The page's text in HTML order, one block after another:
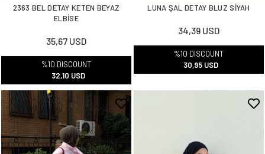
2363 BEL DETAY KETEN BEYAZ
ELBİSE
35,67 USD
%10 DISCOUNT
32,10 USD
LUNA ŞAL DETAY BLUZ SİYAH
34,39 USD
%10 DISCOUNT
30,95 USD